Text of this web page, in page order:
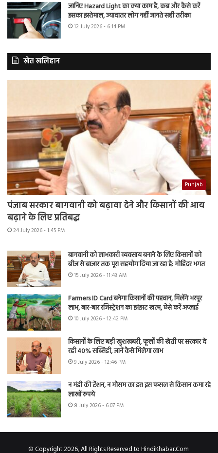
जानिए Hazard Light का क्या काम है, कब और कैसे करें
इसका इस्तेमाल, ज्यादातर लोग नहीं जानते सही तरीका
12 July 2026 - 6:14 PM
खेत खलिहान
Punjab
पंजाब सरकार बागवानी को बढ़ावा देने और किसानों की आय
बढ़ाने के लिए प्रतिबद्ध
24 July 2026 - 1:45 PM
बागवानी को लाभकारी व्यवसाय बनाने के लिए किसानों को
बीज से बाजार तक पूरा सहयोग दिया जा रहा है: मोहिंदर भगत
15 July 2026 - 11:43 AM
Farmers ID Card बनेगा किसानों की पहचान, मिलेंगे भरपूर
लाभ, बार-बार रजिस्ट्रेशन का झंझट खत्म, ऐसे करें अप्लाई
10 July 2026 - 12:42 PM
किसानों के लिए बड़ी खुशखबरी, फूलों की खेती पर सरकार दे
रही 40% सब्सिडी, जानें कैसे मिलेगा लाभ
9 July 2026 - 12:46 PM
न मंडी की टेंशन, न मौसम का डर! इस फसल से किसान कमा रहे
लाखों रुपये
8 July 2026 - 6:07 PM
© Copyright 2026, All Rights Reserved to HindiKhabar.Com